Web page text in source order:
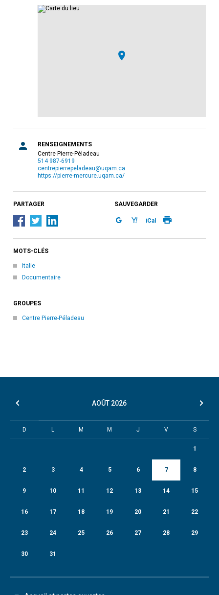
RENSEIGNEMENTS
Centre Pierre-Péladeau
514 987-6919
centrepierrepeladeau@uqam.ca
https://pierre-mercure.uqam.ca/
PARTAGER SAUVEGARDER
iCal
MOTS-CLÉS
italie
Documentaire
GROUPES
Centre Pierre-Péladeau
AOÛT 2026
D L M M J V S
1
2 3 4 5 6 7 8
9 10 11 12 13 14 15
16 17 18 19 20 21 22
23 24 25 26 27 28 29
30 31